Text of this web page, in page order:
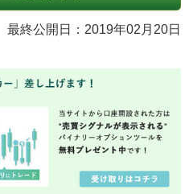
最終公開日： 2019年02月20日